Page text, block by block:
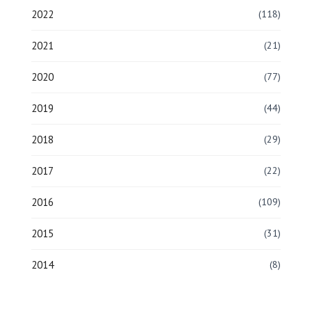
2022 (118)
2021 (21)
2020 (77)
2019 (44)
2018 (29)
2017 (22)
2016 (109)
2015 (31)
2014 (8)